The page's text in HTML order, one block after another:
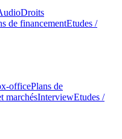
Droits
de financementEtudes /
officePlans de
marchésInterviewEtudes /